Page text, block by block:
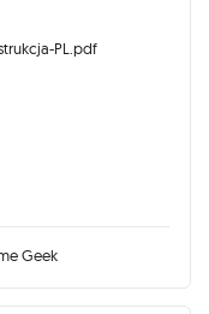
PL.pdf
Geek